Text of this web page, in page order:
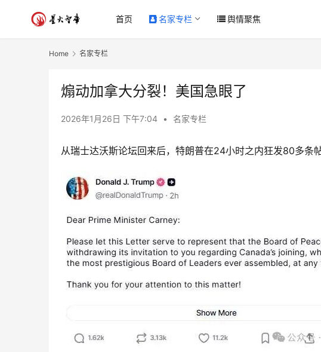
首页 名家专栏 舆情聚焦
Home 名家专栏
煽动加拿大分裂！美国急眼了
2026年1月26日 下午7:04 • 名家专栏
从瑞士达沃斯论坛回来后，特朗普在24小时之内狂发80多条帖